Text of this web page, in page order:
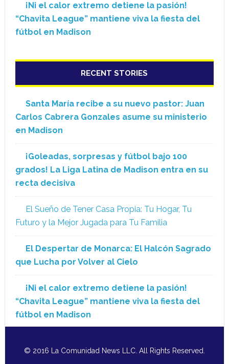
¡Ni el calor extremo detiene la pasión!
“Chavita League” mantiene viva la fiesta del
fútbol en Madison
RECENT STORIES
Santa María recibe a su nuevo pastor: Juan
Carlos Cabrera Gonzales asume su ministerio
en Madison
¡Goleadas, sorpresas y fútbol bajo 100
grados! La Liga Latina de Madison entra en su
recta decisiva
El Sueño de Tener Casa Propia: Tu Hogar, Tu
Futuro y la Mejor Jugada para Tu Familia
El Despertar de Monarca: El Halcón Sagrado
que Lucha por Volver al Cielo
¡Ni el calor extremo detiene la pasión!
“Chavita League” mantiene viva la fiesta del
fútbol en Madison
© 2016 La Comunidad News LLC. All Rights Reserved.